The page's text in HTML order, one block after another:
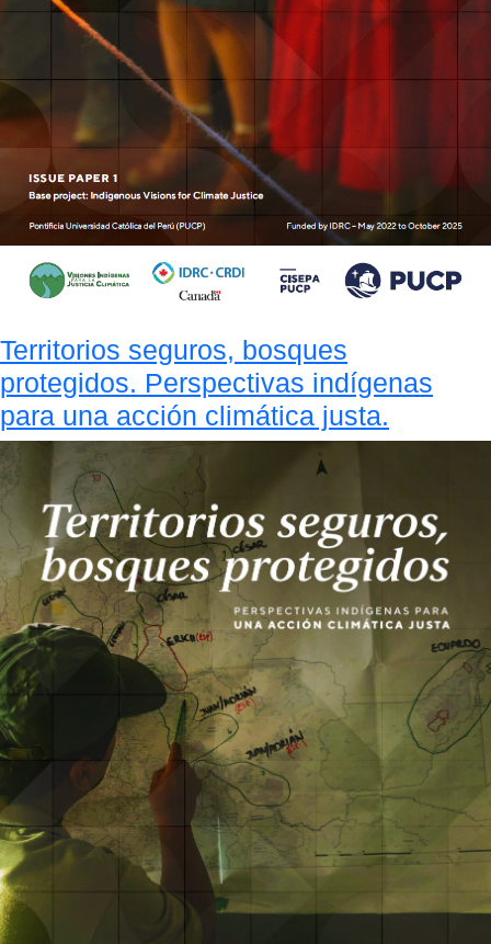
Territorios seguros, bosques
protegidos. Perspectivas indígenas
para una acción climática justa.